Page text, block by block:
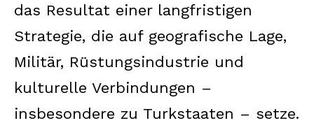
das Resultat einer langfristigen
Strategie, die auf geografische Lage,
Militär, Rüstungsindustrie und
kulturelle Verbindungen –
insbesondere zu Turkstaaten – setze.